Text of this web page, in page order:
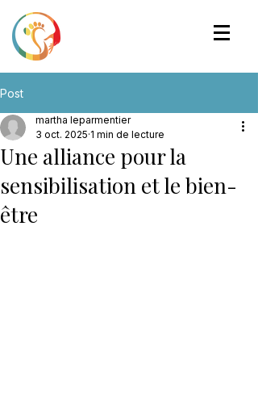
Post
Une alliance pour la
sensibilisation et le bien-
être
martha leparmentier
3 oct. 2025 1 min de lecture